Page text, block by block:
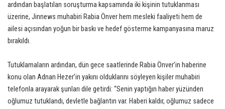
ardından başlatılan soruşturma kapsamında iki kişinin tutuklanması
üzerine, Jinnews muhabiri Rabia Önver hem mesleki faaliyeti hem de
ailesi açısından yoğun bir baskı ve hedef gösterme kampanyasına maruz
bırakıldı.
Tutuklamaların ardından, dün gece saatlerinde Rabia Önver’in haberine
konu olan Adnan Hezer’in yakını olduklarını söyleyen kişiler muhabiri
telefonla arayarak şunları dile getirdi: “Senin yaptığın haber yüzünden
oğlumuz tutuklandı, devletle bağlantın var. Haberi kaldır, oğlumuz sadece